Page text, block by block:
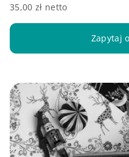
35,00 zł netto
Zapytaj